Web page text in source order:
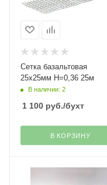
Сетка базальтовая
25х25мм H=0,36 25м
В наличии: 2
1 100 руб./бухт
В КОРЗИНУ